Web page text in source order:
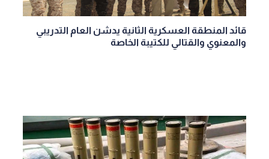
قائد المنطقة العسكرية الثانية يدشن العام التدريبي
والمعنوي والقتالي للكتيبة الخاصة